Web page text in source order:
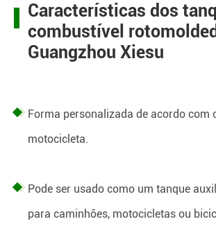
Características dos
combustível
Guangzhou Xiesu
Forma personalizada de acordo com
motocicleta.
Pode ser usado como um tanque
para caminhões, motocicletas ou